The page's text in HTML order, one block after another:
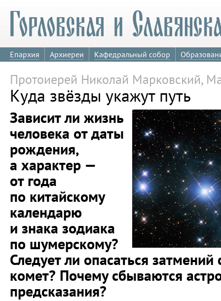
Епархия Архиереи Кафедральный собор
Протоиерей Николай Марковский,
Куда звёзды укажут путь
Зависит ли жизнь
человека от даты
рождения,
а характер —
от года
по китайскому
календарю
и знака зодиака
по шумерскому?
Следует ли опасаться
комет? Почему сбываются
предсказания?